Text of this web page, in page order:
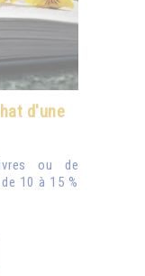
d'une
ou de
10 à 15 %